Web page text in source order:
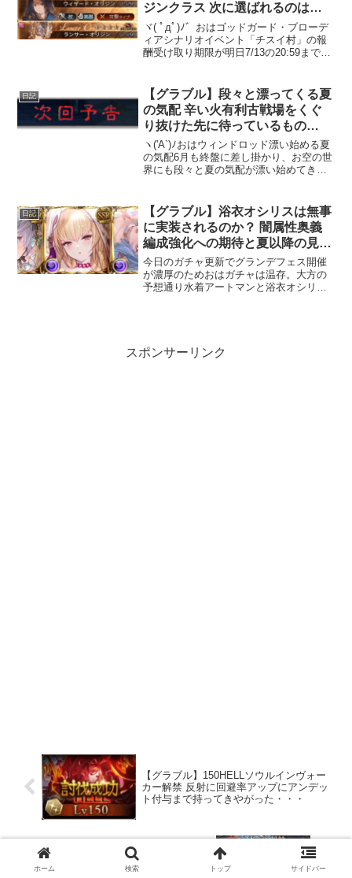
ジンクラス 次に選ばれるのはど
のジョブ・・・？
ヾ( ﾟдﾟ)ﾉ゛おはゴッドガード・ブローデ
ィアシナリオイベント「チスイ村」の報
酬受け取り期限が明日7/13の20:59までに
書を集める作業ウィザード・オリジンの
ジョブ...
日記
【グラブル】段々と漂ってくる夏
の気配 辛い火有利古戦場をくぐ
り抜けた先に待っているもの
は・・・
ヽ('A`)ﾉおはウィンドロッド漂い始める夏
の気配6月も終盤に差し掛かり、お空の世
界にも段々と夏の気配が漂い始めてきて
ステになるようですがそこはかとなく漂
う恐怖感(;ﾟД...
日記
【グラブル】浴衣オシリスは無事
に実装されるのか？ 闇属性奥義
編成強化への期待と夏以降の見通
し
今日のガチャ更新でグランデフェス開催
が濃厚のためおはガチャは温存。大方の
予想通り水着アートマンと浴衣オシリス
スポンサーリンク
【グラブル】150HELLソウルインヴォー
カー解禁 反射に回避率アップにアンデッ
ト付与まで持ってきやがった・・・
【グラブル】強すぎるソウルインヴォー
カー 妥協して150HELLを回るか、頑張っホーム 検索 トップ サイドバー